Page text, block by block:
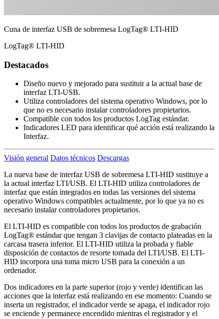
Cuna de interfaz USB de sobremesa LogTag® LTI-HID
LogTag® LTI-HID
Destacados
Diseño nuevo y mejorado para sustituir a la actual base de
interfaz LTI-USB.
Utiliza controladores del sistema operativo Windows, por lo
que no es necesario instalar controladores propietarios.
Compatible con todos los productos LogTag estándar.
Indicadores LED para identificar qué acción está realizando la
Interfaz.
Visión general Datos técnicos Descargas
La nueva base de interfaz USB de sobremesa LTI-HID sustituye a
la actual interfaz LTI/USB. El LTI-HID utiliza controladores de
interfaz que están integrados en todas las versiones del sistema
operativo Windows compatibles actualmente, por lo que ya no es
necesario instalar controladores propietarios.
El LTI-HID es compatible con todos los productos de grabación
LogTag® estándar que tengan 3 clavijas de contacto plateadas en la
carcasa trasera inferior. El LTI-HID utiliza la probada y fiable
disposición de contactos de resorte tomada del LTI/USB. El LTI-
HID incorpora una toma micro USB para la conexión a un
ordenador.
Dos indicadores en la parte superior (rojo y verde) identifican las
acciones que la interfaz está realizando en ese momento: Cuando se
inserta un registrador, el indicador verde se apaga, el indicador rojo
se enciende y permanece encendido mientras el registrador y el